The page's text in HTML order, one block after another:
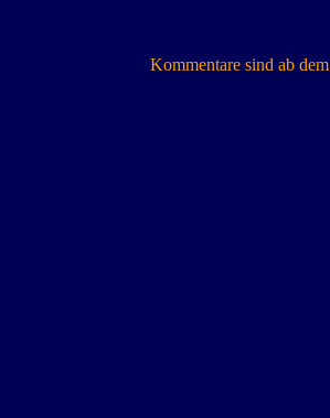
Kommentare sind ab